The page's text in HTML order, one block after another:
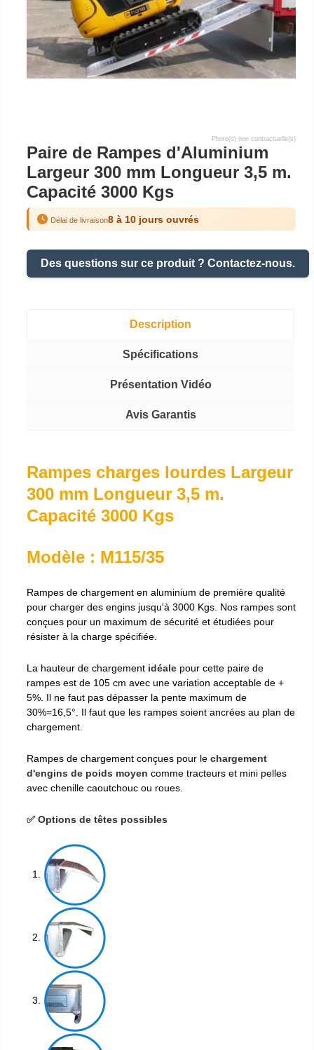
Photo(s) non contractuelle(s)
Paire de Rampes d'Aluminium
Largeur 300 mm Longueur 3,5 m.
Capacité 3000 Kgs
Délai de livraison8 à 10 jours ouvrés
Des questions sur ce produit ? Contactez-nous.
Description
Spécifications
Présentation Vidéo
Avis Garantis
Rampes charges lourdes Largeur
300 mm Longueur 3,5 m.
Capacité 3000 Kgs
Modèle : M115/35
Rampes de chargement en aluminium de première qualité
pour charger des engins jusqu'à 3000 Kgs. Nos rampes sont
conçues pour un maximum de sécurité et étudiées pour
résister à la charge spécifiée.
La hauteur de chargement idéale pour cette paire de
rampes est de 105 cm avec une variation acceptable de +
5%. Il ne faut pas dépasser la pente maximum de
30%=16,5°. Il faut que les rampes soient ancrées au plan de
chargement.
Rampes de chargement conçues pour le chargement
d'engins de poids moyen comme tracteurs et mini pelles
avec chenille caoutchouc ou roues.
✅ Options de têtes possibles